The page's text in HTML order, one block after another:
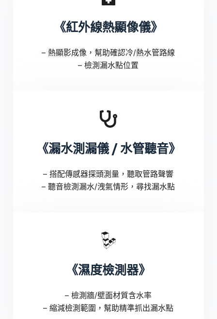
《紅外線熱顯像儀》
– 熱顯影成像，幫助確認冷/熱水管路線
– 檢測漏水點位置
《漏水測漏儀 / 水管聽音》
– 搭配傳感器探頭測量，聽取管路聲響
– 聽音檢測漏水/洩氣情形，尋找漏水點
《濕度檢測器》
– 檢測牆/壁面材質含水率
– 縮減檢測範圍，幫助精準抓出漏水點